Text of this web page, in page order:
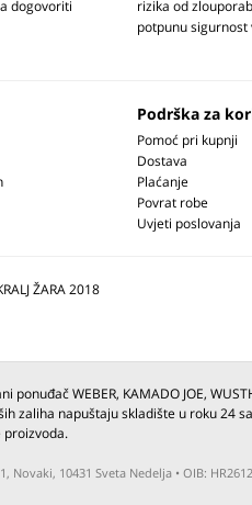
dogovoriti
rizika od
potpunu sigurnost
Podrška za
Pomoć pri kupnji
Dostava
Plaćanje
Povrat robe
Uvjeti poslovanja
ŽARA 2018
WEBER, KAMADO JOE,
zaliha napuštaju skladište u roku 24
10431 Sveta Nedelja • OIB: